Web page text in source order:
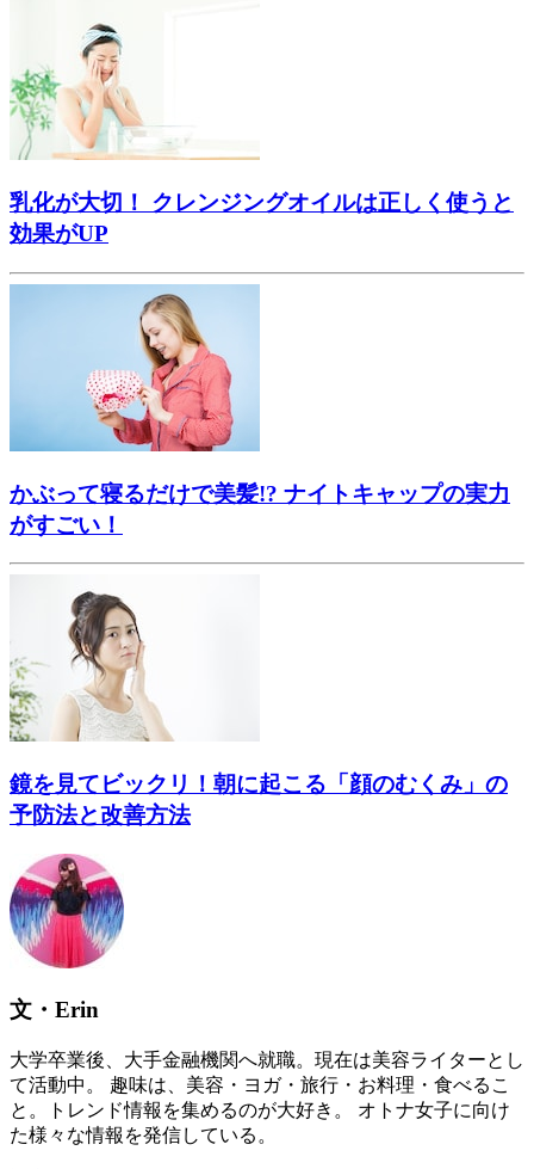
乳化が大切！ クレンジングオイルは正しく使うと
効果がUP
かぶって寝るだけで美髪!? ナイトキャップの実力
がすごい！
鏡を見てビックリ！朝に起こる「顔のむくみ」の
予防法と改善方法
文・Erin
大学卒業後、大手金融機関へ就職。現在は美容ライターとし
て活動中。 趣味は、美容・ヨガ・旅行・お料理・食べるこ
と。トレンド情報を集めるのが大好き。 オトナ女子に向け
た様々な情報を発信している。